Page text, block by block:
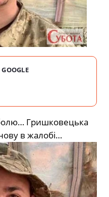
Гришковецька
в жалобі…